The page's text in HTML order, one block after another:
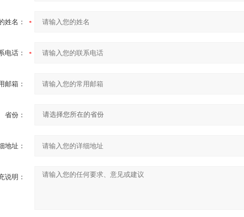
姓名：
电话：
邮箱：
省份：
地址：
说明：